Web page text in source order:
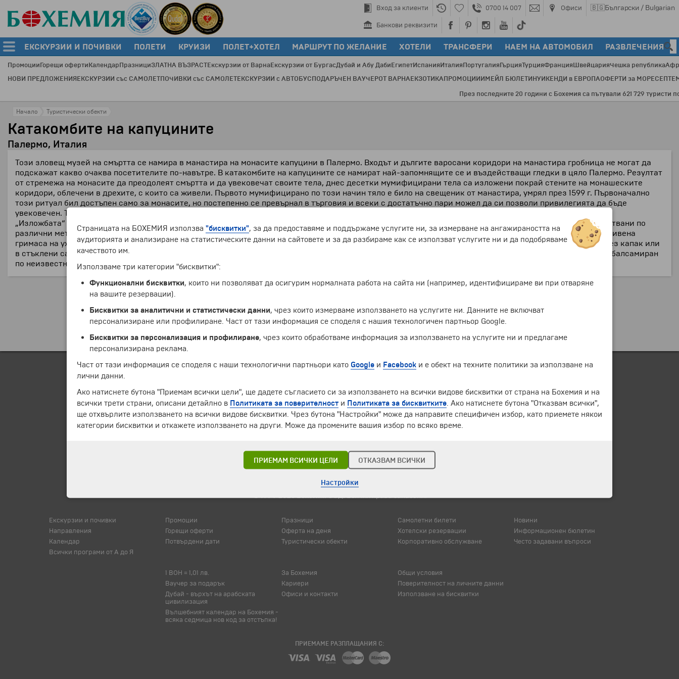
Вход за клиенти 0700 14 007 Офиси 🇧🇬Български / Bulgarian
Банкови реквизити
ЕКСКУРЗИИ И ПОЧИВКИ ПОЛЕТИ КРУИЗИ ПОЛЕТ+ХОТЕЛ МАРШРУТ ПО ЖЕЛАНИЕ ХОТЕЛИ ТРАНСФЕРИ НАЕМ НА АВТОМОБИЛ РАЗВЛЕЧЕНИЯ
ПромоцииГорещи офертиКалендарПразнициЗЛАТНА ВЪЗРАСТЕкскурзии от ВарнаЕкскурзии от БургасДубай и Абу ДабиЕгипетИспанияИталияПортугалияГърцияТурцияФранцияШвейцарияЧешка република
НОВИ ПРЕДЛОЖЕНИЯЕКСКУРЗИИ със САМОЛЕТПОЧИВКИ със САМОЛЕТЕКСКУРЗИИ с АВТОБУСПОДАРЪЧЕН ВАУЧЕРОТ ВАРНАЕКЗОТИКАПРОМОЦИИИМЕЙЛ БЮЛЕТИНУИКЕНДИ в ЕВРОПАОФЕРТИ за МОРЕ
През последните 20 години с Бохемия са пътували 621 729 туристи по
Начало Туристически обекти
Катакомбите на капуцините
Палермо, Италия
Този зловещ музей на смъртта се намира в манастира на монасите капуцини в Палермо. Входът и дългите варосани коридори на манастира гробница не могат да
подскажат какво очаква посетителите по-навътре. В катакомбите на капуцините се намират най-запомнящите се и въздействащи гледки в цяло Палермо. Резултат
от стремежа на монасите да преодолеят смъртта и да увековечат своите тела, днес десетки мумифицирани тела са изложени покрай стените на монашеските
коридори, облечени в дрехите, с които са живели. Първото мумифицирано по този начин тяло е било на свещеник от манастира, умрял през 1599 г. Първоначално
този ритуал бил достъпен само за монасите, но постепенно се превърнал в търговия и всеки с достатъчно пари можел да си позволи привилегията да бъде
увековечен. Тази практика била прекъсната през 1881 г., когато била обявена за незаконна.
„Изложбата“ на мумифицираните тела се състои от няколко секции: мъже, жени, свещеници, кардинали, архиепископи, дори девици. Телата са обработвани по
различни методи спрямо времето на смъртта. В някои от лицата може да се разпознае радост, в други – зловеща предсмъртна усмивка, в трети – разкривена
гримаса на ужас. Някои от мумиите стоят изправени, облечени в празнични или ежедневни дрехи от тяхното съвремие, други са положени в ковчези без капак или
в стъклени саркофази. Най-трогателен е трупа на малката Розалия Ломбардо, починала на 2-годишна възраст – запазен почти непокътнат от времето, балсамиран
по неизвестна технология.
ЧЛЕН НА
© 1994-2026 Бохемия ООД.Всички права запазени.
Екскурзии и почивки
Направления
Календар
Всички програми от А до Я
Промоции
Горещи оферти
Потвърдени дати
Празници
Оферта на деня
Туристически обекти
Самолетни билети
Хотелски резервации
Корпоративно обслужване
Новини
Информационен бюлетин
Често задавани въпроси
1 BOH = 1,01 лв.
Ваучер за подарък
Дубай - върхът на арабската
цивилизация
Вълшебният календар на Бохемия -
всяка седмица нов код за отстъпка!
За Бохемия
Кариери
Офиси и контакти
Общи условия
Поверителност на личните данни
Използване на бисквитки
ПРИЕМАМЕ РАЗПЛАЩАНИЯ С:
Страницата на БОХЕМИЯ използва "бисквитки", за да предоставяме и поддържаме услугите ни, за измерване на ангажираността на
аудиторията и анализиране на статистическите данни на сайтовете и за да разбираме как се използват услугите ни и да подобряваме
качеството им.
Използваме три категории "бисквитки":
Функционални бисквитки, които ни позволяват да осигурим нормалната работа на сайта ни (например, идентифицираме ви при отваряне
на вашите резервации).
Бисквитки за аналитични и статистически данни, чрез които измерваме използването на услугите ни. Данните не включват
персонализиране или профилиране. Част от тази информация се споделя с нашия технологичен партньор Google.
Бисквитки за персонализация и профилиране, чрез които обработваме информация за използването на услугите ни и предлагаме
персонализирана реклама.
Част от тази информация се споделя с наши технологични партньори като Google и Facebook и е обект на техните политики за използване на
лични данни.
Ако натиснете бутона "Приемам всички цели", ще дадете съгласието си за използването на всички видове бисквитки от страна на Бохемия и на
всички трети страни, описани детайлно в Политиката за поверителност и Политиката за бисквитките . Ако натиснете бутона "Отказвам всички",
ще отхвърлите използването на всички видове бисквитки. Чрез бутона "Настройки" може да направите специфичен избор, като приемете някои
категории бисквитки и откажете използването на други. Може да промените вашия избор по всяко време.
ПРИЕМАМ ВСИЧКИ ЦЕЛИ ОТКАЗВАМ ВСИЧКИ
Настройки